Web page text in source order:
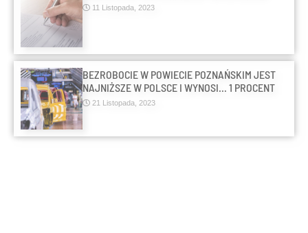
11 Listopada, 2023
BEZROBOCIE W POWIECIE POZNAŃSKIM JEST
NAJNIŻSZE W POLSCE I WYNOSI… 1 PROCENT
21 Listopada, 2023